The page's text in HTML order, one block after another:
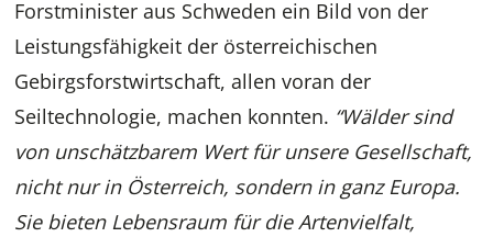
Forstminister aus Schweden ein Bild von der
Leistungsfähigkeit der österreichischen
Gebirgsforstwirtschaft, allen voran der
Seiltechnologie, machen konnten. “Wälder sind
von unschätzbarem Wert für unsere Gesellschaft,
nicht nur in Österreich, sondern in ganz Europa.
Sie bieten Lebensraum für die Artenvielfalt,